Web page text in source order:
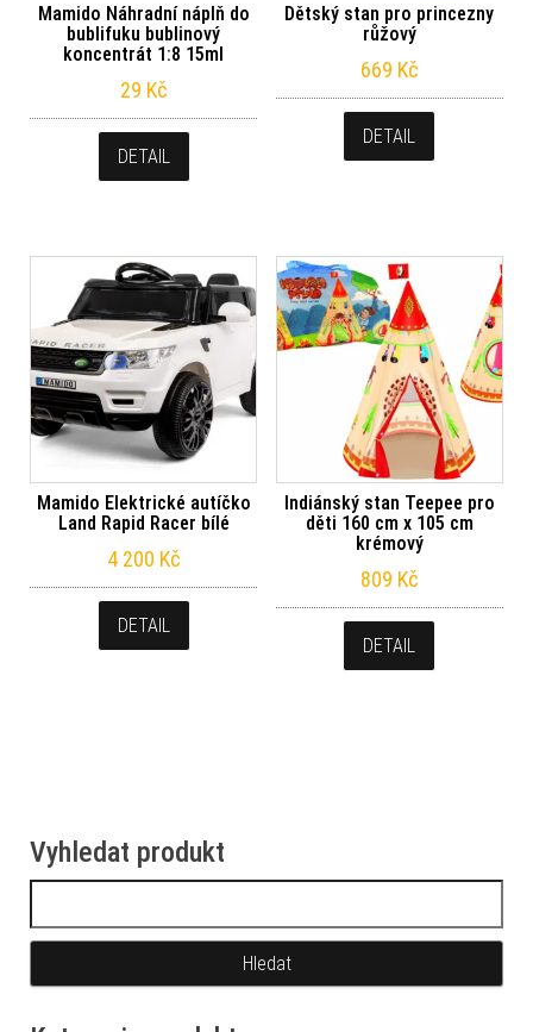
Mamido Náhradní náplň do
bublifuku bublinový
koncentrát 1:8 15ml
29 Kč
DETAIL
Dětský stan pro princezny
růžový
669 Kč
DETAIL
Mamido Elektrické autíčko
Land Rapid Racer bílé
4 200 Kč
DETAIL
Indiánský stan Teepee pro
děti 160 cm x 105 cm
krémový
809 Kč
DETAIL
Vyhledat produkt